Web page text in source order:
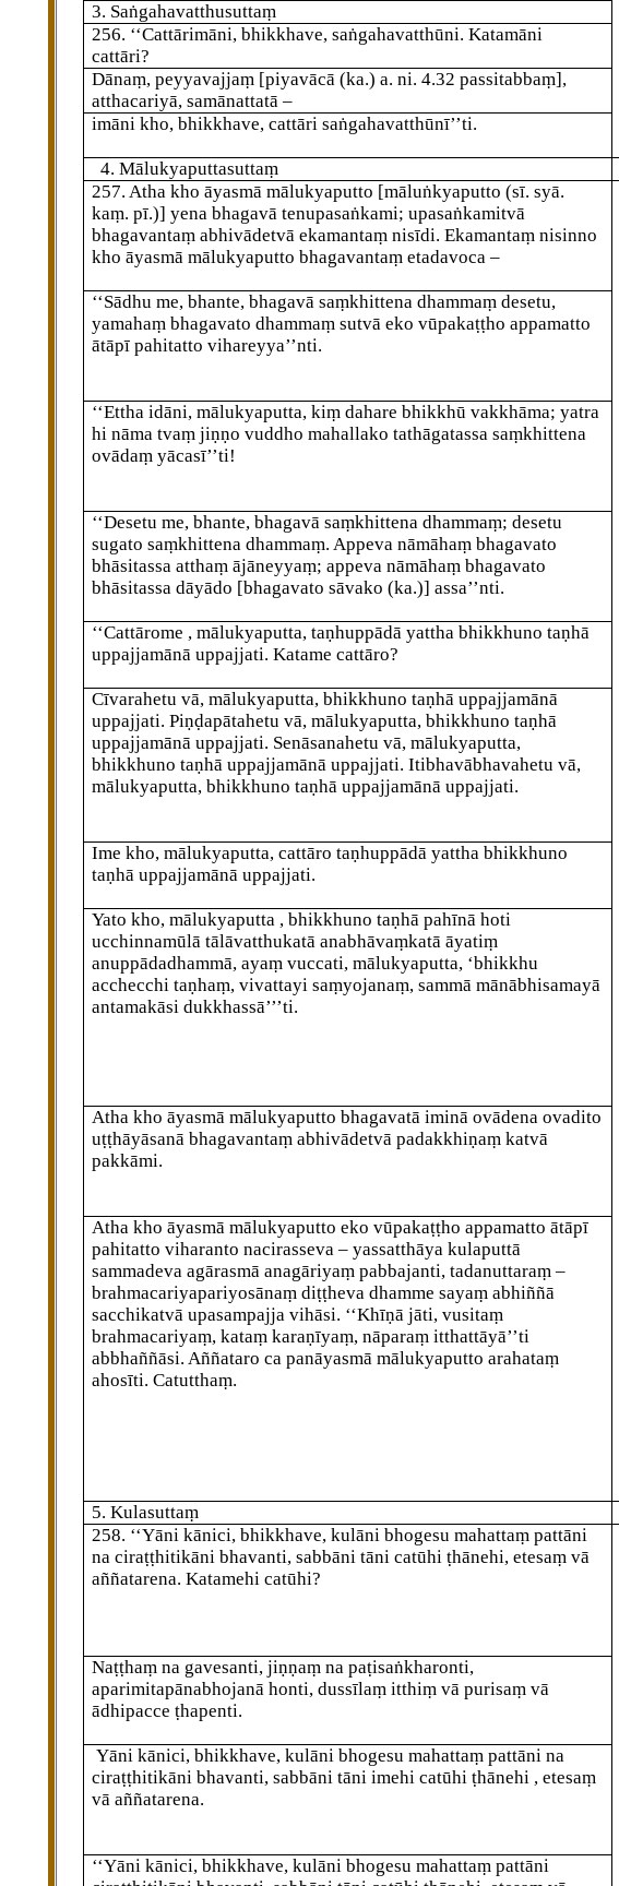
3. Saṅgahavatthusuttaṃ
256. ‘‘Cattārimāni, bhikkhave, saṅgahavatthūni. Katamāni
cattāri?
Dānaṃ, peyyavajjaṃ [piyavācā (ka.) a. ni. 4.32 passitabbaṃ],
atthacariyā, samānattatā –
imāni kho, bhikkhave, cattāri saṅgahavatthūnī’’ti.
4. Mālukyaputtasuttaṃ
257. Atha kho āyasmā mālukyaputto [māluṅkyaputto (sī. syā.
kaṃ. pī.)] yena bhagavā tenupasaṅkami; upasaṅkamitvā
bhagavantaṃ abhivādetvā ekamantaṃ nisīdi. Ekamantaṃ nisinno
kho āyasmā mālukyaputto bhagavantaṃ etadavoca –
‘‘Sādhu me, bhante, bhagavā saṃkhittena dhammaṃ desetu,
yamahaṃ bhagavato dhammaṃ sutvā eko vūpakaṭṭho appamatto
ātāpī pahitatto vihareyya’’nti.
‘‘Ettha idāni, mālukyaputta, kiṃ dahare bhikkhū vakkhāma; yatra
hi nāma tvaṃ jiṇṇo vuddho mahallako tathāgatassa saṃkhittena
ovādaṃ yācasī’’ti!
‘‘Desetu me, bhante, bhagavā saṃkhittena dhammaṃ; desetu
sugato saṃkhittena dhammaṃ. Appeva nāmāhaṃ bhagavato
bhāsitassa atthaṃ ājāneyyaṃ; appeva nāmāhaṃ bhagavato
bhāsitassa dāyādo [bhagavato sāvako (ka.)] assa’’nti.
‘‘Cattārome , mālukyaputta, taṇhuppādā yattha bhikkhuno taṇhā
uppajjamānā uppajjati. Katame cattāro?
Cīvarahetu vā, mālukyaputta, bhikkhuno taṇhā uppajjamānā
uppajjati. Piṇḍapātahetu vā, mālukyaputta, bhikkhuno taṇhā
uppajjamānā uppajjati. Senāsanahetu vā, mālukyaputta,
bhikkhuno taṇhā uppajjamānā uppajjati. Itibhavābhavahetu vā,
mālukyaputta, bhikkhuno taṇhā uppajjamānā uppajjati.
Ime kho, mālukyaputta, cattāro taṇhuppādā yattha bhikkhuno
taṇhā uppajjamānā uppajjati.
Yato kho, mālukyaputta , bhikkhuno taṇhā pahīnā hoti
ucchinnamūlā tālāvatthukatā anabhāvaṃkatā āyatiṃ
anuppādadhammā, ayaṃ vuccati, mālukyaputta, ‘bhikkhu
acchecchi taṇhaṃ, vivattayi saṃyojanaṃ, sammā mānābhisamayā
antamakāsi dukkhassā’’’ti.
Atha kho āyasmā mālukyaputto bhagavatā iminā ovādena ovadito
uṭṭhāyāsanā bhagavantaṃ abhivādetvā padakkhiṇaṃ katvā
pakkāmi.
Atha kho āyasmā mālukyaputto eko vūpakaṭṭho appamatto ātāpī
pahitatto viharanto nacirasseva – yassatthāya kulaputtā
sammadeva agārasmā anagāriyaṃ pabbajanti, tadanuttaraṃ –
brahmacariyapariyosānaṃ diṭṭheva dhamme sayaṃ abhiññā
sacchikatvā upasampajja vihāsi. ‘‘Khīṇā jāti, vusitaṃ
brahmacariyaṃ, kataṃ karaṇīyaṃ, nāparaṃ itthattāyā’’ti
abbhaññāsi. Aññataro ca panāyasmā mālukyaputto arahataṃ
ahosīti. Catutthaṃ.
5. Kulasuttaṃ
258. ‘‘Yāni kānici, bhikkhave, kulāni bhogesu mahattaṃ pattāni
na ciraṭṭhitikāni bhavanti, sabbāni tāni catūhi ṭhānehi, etesaṃ vā
aññatarena. Katamehi catūhi?
Naṭṭhaṃ na gavesanti, jiṇṇaṃ na paṭisaṅkharonti,
aparimitapānabhojanā honti, dussīlaṃ itthiṃ vā purisaṃ vā
ādhipacce ṭhapenti.
Yāni kānici, bhikkhave, kulāni bhogesu mahattaṃ pattāni na
ciraṭṭhitikāni bhavanti, sabbāni tāni imehi catūhi ṭhānehi , etesaṃ
vā aññatarena.
‘‘Yāni kānici, bhikkhave, kulāni bhogesu mahattaṃ pattāni